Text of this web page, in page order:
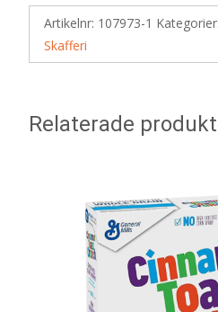
Artikelnr: 107973-1 Kategorier:
Skafferi
Relaterade